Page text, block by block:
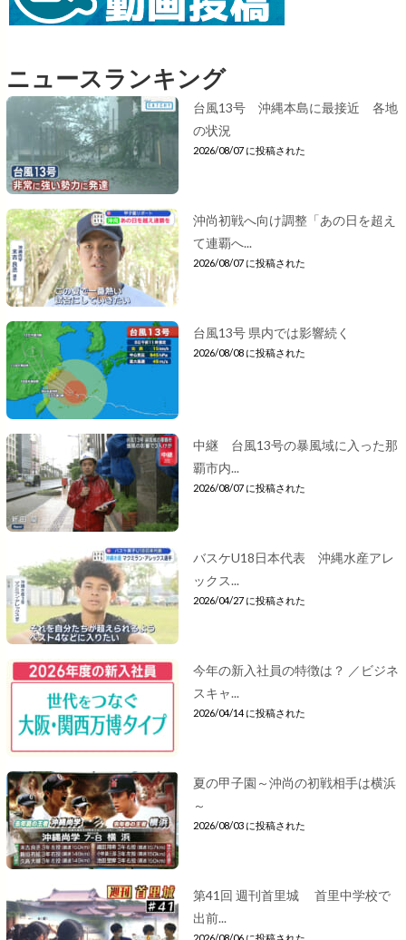
ニュースランキング
台風13号 沖縄本島に最接近 各地
の状況
2026/08/07 に投稿された
沖尚初戦へ向け調整「あの日を超え
て連覇へ...
2026/08/07 に投稿された
台風13号 県内では影響続く
2026/08/08 に投稿された
中継 台風13号の暴風域に入った那
覇市内...
2026/08/07 に投稿された
バスケU18日本代表 沖縄水産アレ
ックス...
2026/04/27 に投稿された
今年の新入社員の特徴は？ ／ビジネ
スキャ...
2026/04/14 に投稿された
夏の甲子園～沖尚の初戦相手は横浜
～
2026/08/03 に投稿された
第41回 週刊首里城 首里中学校で
出前...